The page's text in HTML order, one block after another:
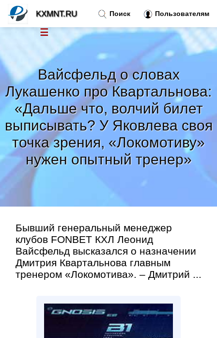
Вайсфельд о словах
Лукашенко про Квартальнова:
«Дальше что, волчий билет
выписывать? У Яковлева своя
точка зрения, «Локомотиву»
нужен опытный тренер»
Бывший генеральный менеджер
клубов FONBET КХЛ Леонид
Вайсфельд высказался о назначении
Дмитрия Квартальнова главным
тренером «Локомотива». – Дмитрий ...
Поиск Пользователям
KXMNT.RU
☰
Тренды новостей»
Рубрики»
Правила »
Контакт